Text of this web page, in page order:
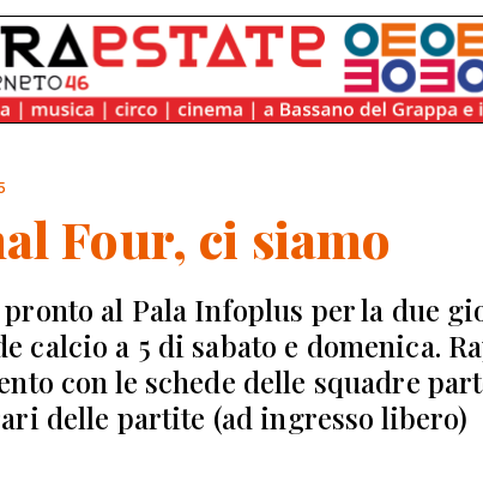
Four, ci siamo
al Pala Infoplus per la due
calcio a 5 di sabato e domenica.
con le schede delle squadre
delle partite (ad ingresso libero)